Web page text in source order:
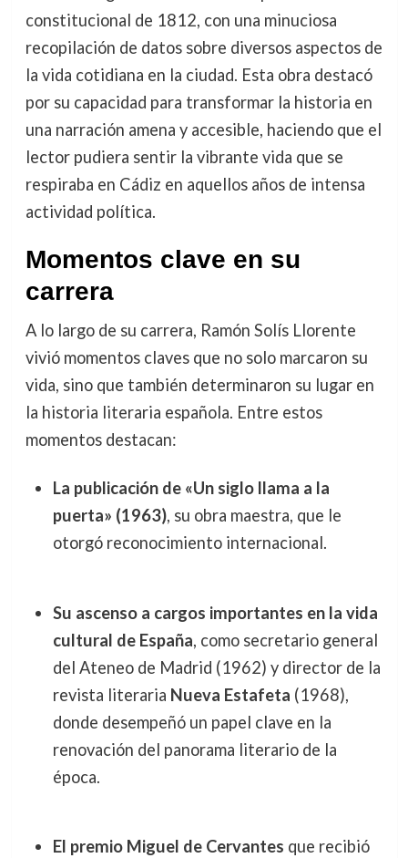
constitucional de 1812, con una minuciosa
recopilación de datos sobre diversos aspectos de
la vida cotidiana en la ciudad. Esta obra destacó
por su capacidad para transformar la historia en
una narración amena y accesible, haciendo que el
lector pudiera sentir la vibrante vida que se
respiraba en Cádiz en aquellos años de intensa
actividad política.
Momentos clave en su
carrera
A lo largo de su carrera, Ramón Solís Llorente
vivió momentos claves que no solo marcaron su
vida, sino que también determinaron su lugar en
la historia literaria española. Entre estos
momentos destacan:
La publicación de «Un siglo llama a la
puerta» (1963), su obra maestra, que le
otorgó reconocimiento internacional.
Su ascenso a cargos importantes en la vida
cultural de España, como secretario general
del Ateneo de Madrid (1962) y director de la
revista literaria Nueva Estafeta (1968),
donde desempeñó un papel clave en la
renovación del panorama literario de la
época.
El premio Miguel de Cervantes que recibió